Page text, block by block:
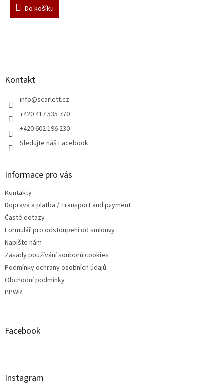
Do košíku
Z
Kontakt
info@scarlett.cz
+420 417 535 770
+420 602 196 230
Sledujte náš Facebook
Informace pro vás
Kontakty
Doprava a platba / Transport and payment
Časté dotazy
Formulář pro odstoupení od smlouvy
Napište nám
Zásady používání souborů cookies
Podmínky ochrany osobních údajů
Obchodní podmínky
PPWR
Facebook
Instagram